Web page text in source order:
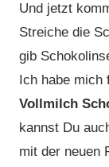
Und jetzt
Streiche die
gib
Ich habe mich
Vollmilch
kannst Du
mit der neuen